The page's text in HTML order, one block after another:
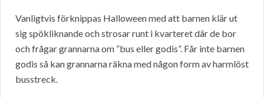
Vanligtvis förknippas Halloween med att barnen klär ut
sig spökliknande och strosar runt i kvarteret där de bor
och frågar grannarna om ”bus eller godis”. Får inte barnen
godis så kan grannarna räkna med någon form av harmlöst
busstreck.